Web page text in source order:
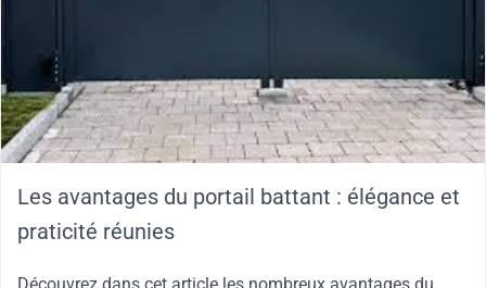
Les avantages du portail battant : élégance et
praticité réunies